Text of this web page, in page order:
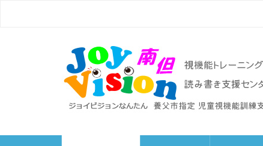
ジョイビジョン南但